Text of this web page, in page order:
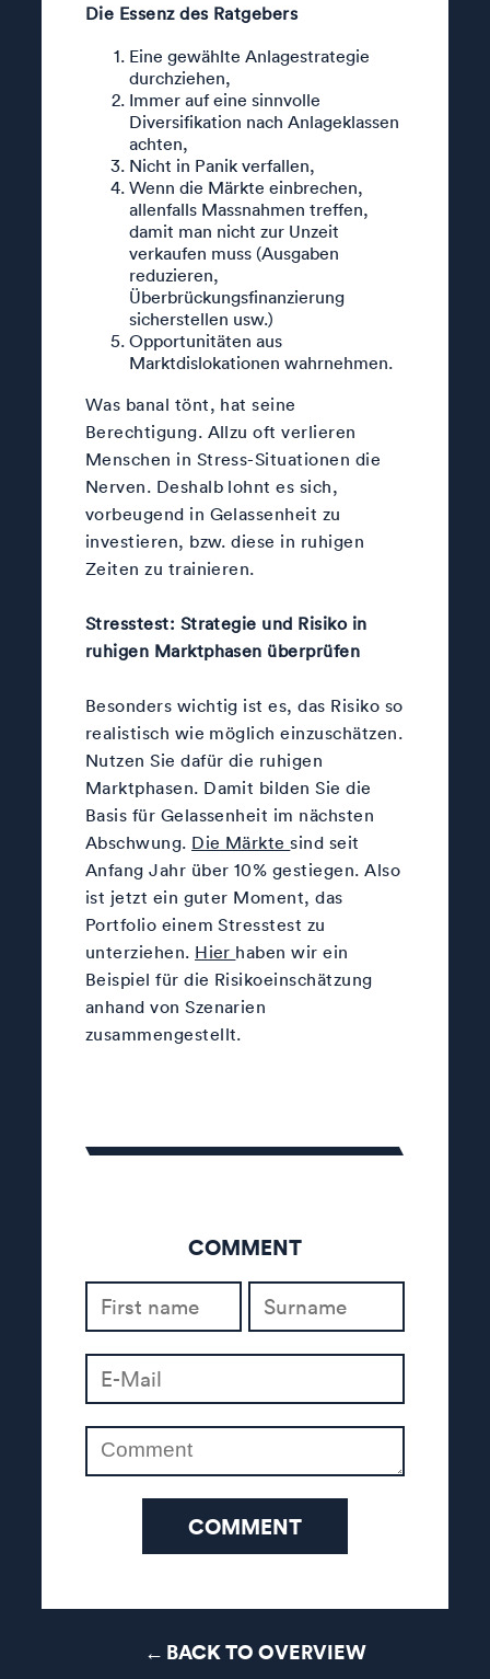
Die Essenz des Ratgebers
Eine gewählte Anlagestrategie
durchziehen,
Immer auf eine sinnvolle
Diversifikation nach Anlageklassen
achten,
Nicht in Panik verfallen,
Wenn die Märkte einbrechen,
allenfalls Massnahmen treffen,
damit man nicht zur Unzeit
verkaufen muss (Ausgaben
reduzieren,
Überbrückungsfinanzierung
sicherstellen usw.)
Opportunitäten aus
Marktdislokationen wahrnehmen.
Was banal tönt, hat seine
Berechtigung. Allzu oft verlieren
Menschen in Stress-Situationen die
Nerven. Deshalb lohnt es sich,
vorbeugend in Gelassenheit zu
investieren, bzw. diese in ruhigen
Zeiten zu trainieren.
Stresstest: Strategie und Risiko in
ruhigen Marktphasen überprüfen
Besonders wichtig ist es, das Risiko so
realistisch wie möglich einzuschätzen.
Nutzen Sie dafür die ruhigen
Marktphasen. Damit bilden Sie die
Basis für Gelassenheit im nächsten
Abschwung. Die Märktesind seit
Anfang Jahr über 10% gestiegen. Also
ist jetzt ein guter Moment, das
Portfolio einem Stresstest zu
unterziehen. Hier haben wir ein
Beispiel für die Risikoeinschätzung
anhand von Szenarien
zusammengestellt.
COMMENT
COMMENT
BACK TO OVERVIEW